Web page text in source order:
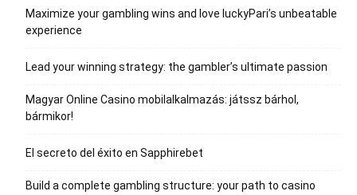
Maximize your gambling wins and love luckyPari’s unbeatable
experience
Lead your winning strategy: the gambler’s ultimate passion
Magyar Online Casino mobilalkalmazás: játssz bárhol,
bármikor!
El secreto del éxito en Sapphirebet
Build a complete gambling structure: your path to casino